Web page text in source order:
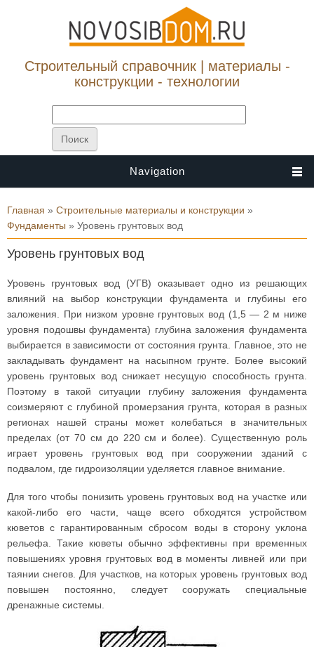
Строительный справочник | материалы -
конструкции - технологии
Navigation
Вы здесь
Главная » Строительные материалы и конструкции »
Фундаменты » Уровень грунтовых вод
Уровень грунтовых вод
Уровень грунтовых вод (УГВ) оказывает одно из решающих
влияний на выбор конструкции фундамента и глубины его
заложения. При низком уровне грунтовых вод (1,5 — 2 м ниже
уровня подошвы фундамента) глубина заложения фундамента
выбирается в зависимости от состояния грунта. Главное, это не
закладывать фундамент на насыпном грунте. Более высокий
уровень грунтовых вод снижает несущую способность грунта.
Поэтому в такой ситуации глубину заложения фундамента
соизмеряют с глубиной промерзания грунта, которая в разных
регионах нашей страны может колебаться в значительных
пределах (от 70 см до 220 см и более). Существенную роль
играет уровень грунтовых вод при сооружении зданий с
подвалом, где гидроизоляции уделяется главное внимание.
Для того чтобы понизить уровень грунтовых вод на участке или
какой-либо его части, чаще всего обходятся устройством
кюветов с гарантированным сбросом воды в сторону уклона
рельефа. Такие кюветы обычно эффективны при временных
повышениях уровня грунтовых вод в моменты ливней или при
таянии снегов. Для участков, на которых уровень грунтовых вод
повышен постоянно, следует сооружать специальные
дренажные системы.